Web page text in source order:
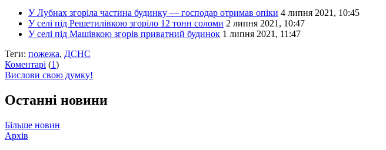
У Лубнах згоріла частина будинку — господар отримав опіки 4 липня 2021, 10:45
У селі під Решетилівкою згоріло 12 тонн соломи 2 липня 2021, 10:47
У селі під Машівкою згорів приватний будинок 1 липня 2021, 11:47
Теги: пожежа, ДСНС
Коментарі (1)
Вислови свою думку!
Останні новини
Більше новин
Архів